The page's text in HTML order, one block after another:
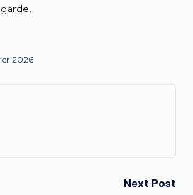
garde.
2026
Next Post